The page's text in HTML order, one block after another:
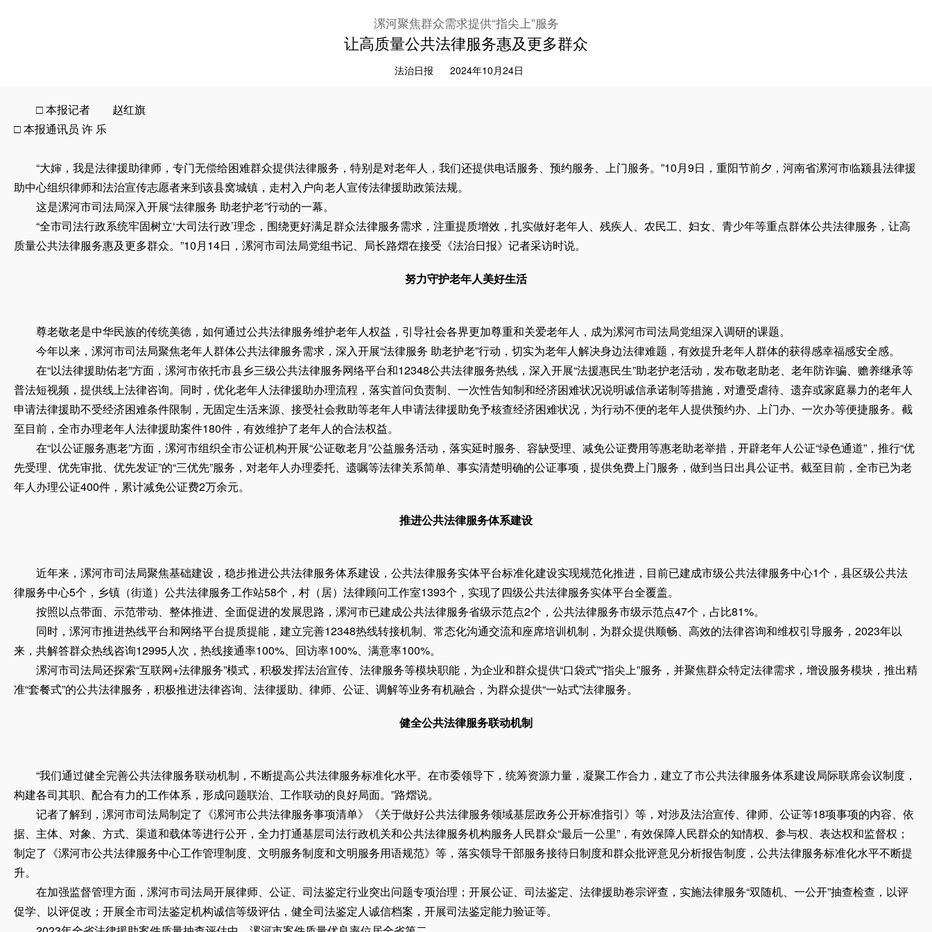
漯河聚焦群众需求提供“指尖上”服务
让高质量公共法律服务惠及更多群众
法治日报 2024年10月24日
□ 本报记者 赵红旗
□ 本报通讯员 许 乐
“大婶，我是法律援助律师，专门无偿给困难群众提供法律服务，特别是对老年人，我们还提供电话服务、预约服务、上门服务。”10月9日，重阳节前夕，河南省漯河市临颍县法律援
助中心组织律师和法治宣传志愿者来到该县窝城镇，走村入户向老人宣传法律援助政策法规。
这是漯河市司法局深入开展“法律服务 助老护老”行动的一幕。
“全市司法行政系统牢固树立‘大司法行政’理念，围绕更好满足群众法律服务需求，注重提质增效，扎实做好老年人、残疾人、农民工、妇女、青少年等重点群体公共法律服务，让高
质量公共法律服务惠及更多群众。”10月14日，漯河市司法局党组书记、局长路熠在接受《法治日报》记者采访时说。
努力守护老年人美好生活
尊老敬老是中华民族的传统美德，如何通过公共法律服务维护老年人权益，引导社会各界更加尊重和关爱老年人，成为漯河市司法局党组深入调研的课题。
今年以来，漯河市司法局聚焦老年人群体公共法律服务需求，深入开展“法律服务 助老护老”行动，切实为老年人解决身边法律难题，有效提升老年人群体的获得感幸福感安全感。
在“以法律援助佑老”方面，漯河市依托市县乡三级公共法律服务网络平台和12348公共法律服务热线，深入开展“法援惠民生”助老护老活动，发布敬老助老、老年防诈骗、赡养继承等
普法短视频，提供线上法律咨询。同时，优化老年人法律援助办理流程，落实首问负责制、一次性告知制和经济困难状况说明诚信承诺制等措施，对遭受虐待、遗弃或家庭暴力的老年人
申请法律援助不受经济困难条件限制，无固定生活来源、接受社会救助等老年人申请法律援助免予核查经济困难状况，为行动不便的老年人提供预约办、上门办、一次办等便捷服务。截
至目前，全市办理老年人法律援助案件180件，有效维护了老年人的合法权益。
在“以公证服务惠老”方面，漯河市组织全市公证机构开展“公证敬老月”公益服务活动，落实延时服务、容缺受理、减免公证费用等惠老助老举措，开辟老年人公证“绿色通道”，推行“优
先受理、优先审批、优先发证”的“三优先”服务，对老年人办理委托、遗嘱等法律关系简单、事实清楚明确的公证事项，提供免费上门服务，做到当日出具公证书。截至目前，全市已为老
年人办理公证400件，累计减免公证费2万余元。
推进公共法律服务体系建设
近年来，漯河市司法局聚焦基础建设，稳步推进公共法律服务体系建设，公共法律服务实体平台标准化建设实现规范化推进，目前已建成市级公共法律服务中心1个，县区级公共法
律服务中心5个，乡镇（街道）公共法律服务工作站58个，村（居）法律顾问工作室1393个，实现了四级公共法律服务实体平台全覆盖。
按照以点带面、示范带动、整体推进、全面促进的发展思路，漯河市已建成公共法律服务省级示范点2个，公共法律服务市级示范点47个，占比81%。
同时，漯河市推进热线平台和网络平台提质提能，建立完善12348热线转接机制、常态化沟通交流和座席培训机制，为群众提供顺畅、高效的法律咨询和维权引导服务，2023年以
来，共解答群众热线咨询12995人次，热线接通率100%、回访率100%、满意率100%。
漯河市司法局还探索“互联网+法律服务”模式，积极发挥法治宣传、法律服务等模块职能，为企业和群众提供“口袋式”“指尖上”服务，并聚焦群众特定法律需求，增设服务模块，推出精
准“套餐式”的公共法律服务，积极推进法律咨询、法律援助、律师、公证、调解等业务有机融合，为群众提供“一站式”法律服务。
健全公共法律服务联动机制
“我们通过健全完善公共法律服务联动机制，不断提高公共法律服务标准化水平。在市委领导下，统筹资源力量，凝聚工作合力，建立了市公共法律服务体系建设局际联席会议制度，
构建各司其职、配合有力的工作体系，形成问题联治、工作联动的良好局面。”路熠说。
记者了解到，漯河市司法局制定了《漯河市公共法律服务事项清单》《关于做好公共法律服务领域基层政务公开标准指引》等，对涉及法治宣传、律师、公证等18项事项的内容、依
据、主体、对象、方式、渠道和载体等进行公开，全力打通基层司法行政机关和公共法律服务机构服务人民群众“最后一公里”，有效保障人民群众的知情权、参与权、表达权和监督权；
制定了《漯河市公共法律服务中心工作管理制度、文明服务制度和文明服务用语规范》等，落实领导干部服务接待日制度和群众批评意见分析报告制度，公共法律服务标准化水平不断提
升。
在加强监督管理方面，漯河市司法局开展律师、公证、司法鉴定行业突出问题专项治理；开展公证、司法鉴定、法律援助卷宗评查，实施法律服务“双随机、一公开”抽查检查，以评
促学、以评促改；开展全市司法鉴定机构诚信等级评估，健全司法鉴定人诚信档案，开展司法鉴定能力验证等。